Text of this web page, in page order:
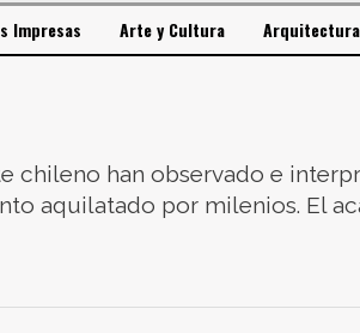
Impresas Arte y Cultura
han observado e
aquilatado por milenios. El